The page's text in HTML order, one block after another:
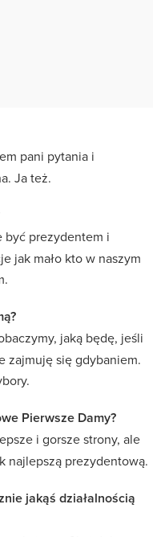
pani pytania i
Ja też.
być prezydentem i
jak mało kto w naszym
jaką będę, jeśli
zajmuję się gdybaniem.
Pierwsze Damy?
i gorsze strony, ale
najlepszą prezydentową.
jakąś działalnością